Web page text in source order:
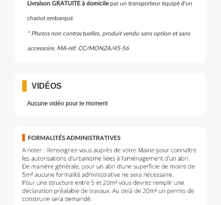
Livraison GRATUITE à domicilepar un transporteur équipé d'un
chariot embarqué
* Photos non contractuelles, produit vendu sans option et sans
accessoire, MA-réf. CC/MONZA/45-56
VIDÉOS
Aucune vidéo pour le moment